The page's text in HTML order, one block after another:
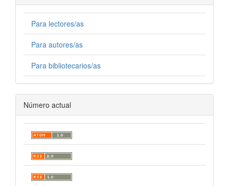
Para lectores/as
Para autores/as
Para bibliotecarios/as
Número actual